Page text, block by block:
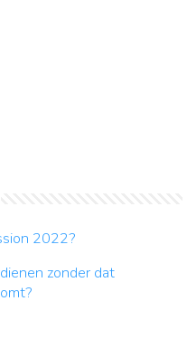
2022?
zonder dat